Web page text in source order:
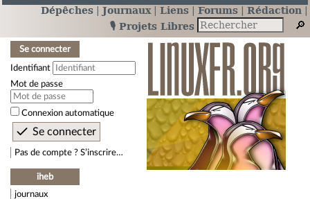
Dépêches Journaux Liens Forums
Rédaction
🎙️ Projets Libres
Se connecter
Identifiant
Mot de passe
Connexion automatique
Pas de compte ? S’inscrire…
iheb
journaux